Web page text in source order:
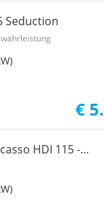
Seduction
€
HDI 115 -